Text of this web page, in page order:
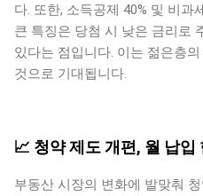
다. 또한, 소득공제 40% 및 비
큰 특징은 당첨 시 낮은 금리로
있다는 점입니다. 이는 젊은층
것으로 기대됩니다.
📈 청약 제도 개편, 월 납입
부동산 시장의 변화에 발맞춰